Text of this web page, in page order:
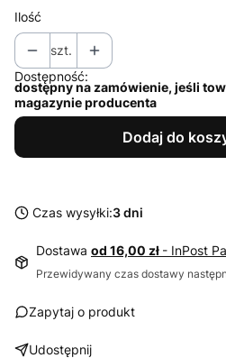
Ilość
szt.
Dostępność:
dostępny na zamówienie, jeśli
magazynie producenta
Dodaj do
Czas wysyłki:3 dni
Dostawa od 16,00 zł - InPost
Przewidywany czas dostawy
Zapytaj o produkt
Udostępnij